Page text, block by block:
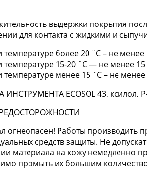
выдержки покрытия
для контакта с жидкими и
температуре более 20 ˚С – не менее
температуре 15-20 ˚С — не менее 15
температуре менее 15 ˚С – не менее
ИНСТРУМЕНТА ECOSOL 43, ксилол,
огнеопасен! Работы производить
средств защиты. Не
материала на кожу немедленно
промыть их большим